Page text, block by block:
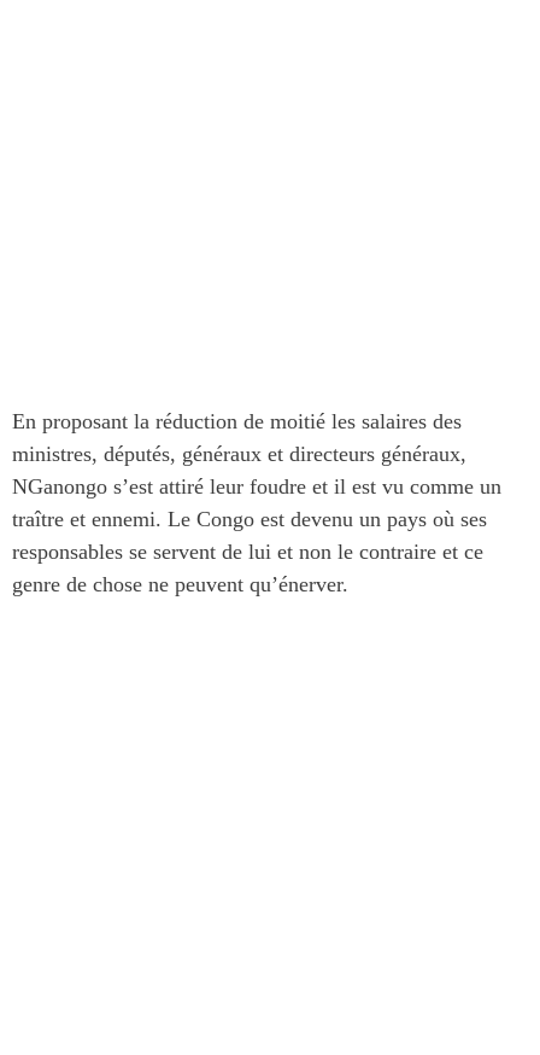
En proposant la réduction de moitié les salaires des
ministres, députés, généraux et directeurs généraux,
NGanongo s’est attiré leur foudre et il est vu comme un
traître et ennemi. Le Congo est devenu un pays où ses
responsables se servent de lui et non le contraire et ce
genre de chose ne peuvent qu’énerver.